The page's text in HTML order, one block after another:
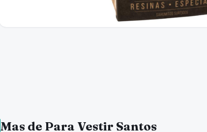
Mas de Para Vestir Santos